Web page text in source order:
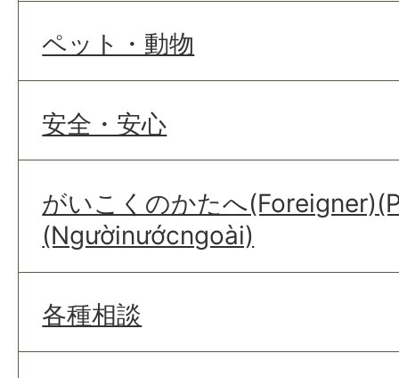
ペット・動物
安全・安心
がいこくのかたへ
(Ngườinướcngoài)
各種相談